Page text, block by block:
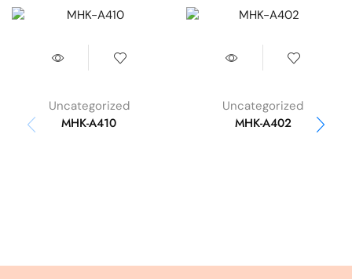
Uncategorized
MHK-A410
Uncategorized
MHK-A402